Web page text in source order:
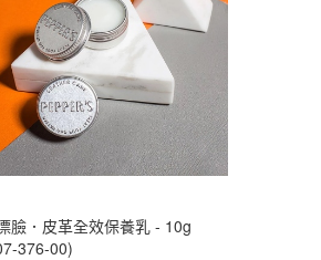
臉．皮革全效保養乳 - 10g
376-00)